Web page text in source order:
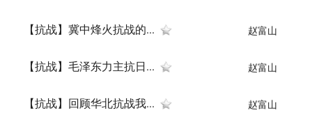
【抗战】冀中烽火抗战的... 赵富山
【抗战】毛泽东力主抗日... 赵富山
【抗战】回顾华北抗战我... 赵富山